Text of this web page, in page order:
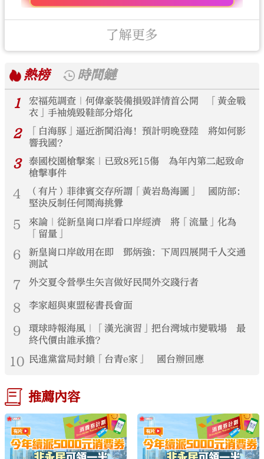
了解更多
熱榜
時間鏈
1
宏福苑調查｜何偉豪裝備損毀詳情首公開 「黃金戰
衣」手袖燒毀鞋部分熔化
2
「白海豚」逼近浙閩沿海！預計明晚登陸 將如何影
響我國？
3
泰國校園槍擊案｜已致8死15傷 為年內第二起致命
槍擊事件
4
（有片）菲律賓交存所謂「黃岩島海圖」 國防部：
堅決反制任何鬧海挑釁
5
來論｜從新皇崗口岸看口岸經濟 將「流量」化為
「留量」
6
新皇崗口岸啟用在即 鄧炳強：下周四展開千人交通
測試
7 外交夏令營學生矢言做好民間外交踐行者
8 李家超與東盟秘書長會面
9
環球時報海風｜「漢光演習」把台灣城市變戰場 最
終代價由誰承擔？
10 民進黨當局封鎖「台青e家」 國台辦回應
推薦內容